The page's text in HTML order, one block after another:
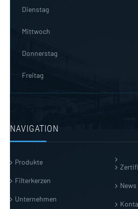
Dienstag
Mittwoch
Donnerstag
Freitag
NAVIGATION
Produkte
Filterkerzen
Unternehmen
News